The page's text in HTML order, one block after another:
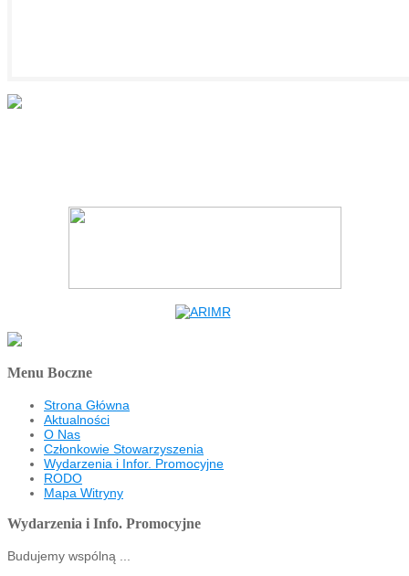
Menu Boczne
Strona Główna
Aktualności
O Nas
Członkowie Stowarzyszenia
Wydarzenia i Infor. Promocyjne
RODO
Mapa Witryny
Wydarzenia i Info. Promocyjne
Budujemy wspólną ...